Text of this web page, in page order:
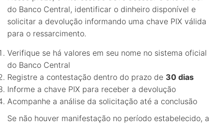
do Banco Central, identificar o dinheiro disponível e
solicitar a devolução informando uma chave PIX válida
para o ressarcimento.
Verifique se há valores em seu nome no sistema oficial
do Banco Central
Registre a contestação dentro do prazo de 30 dias
Informe a chave PIX para receber a devolução
Acompanhe a análise da solicitação até a conclusão
Se não houver manifestação no período estabelecido, a